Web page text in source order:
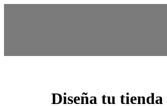
Diseña tu